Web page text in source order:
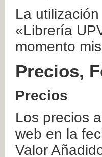
La
«Librería
momento
Precios,
Precios
Los precios
web en la
Valor